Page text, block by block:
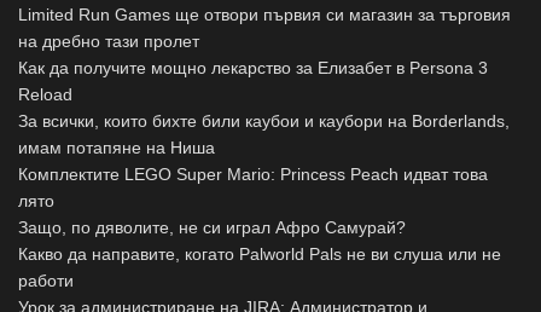
Limited Run Games ще отвори първия си магазин за търговия
на дребно тази пролет
Как да получите мощно лекарство за Елизабет в Persona 3
Reload
За всички, които бихте били каубои и каубори на Borderlands,
имам потапяне на Ниша
Комплектите LEGO Super Mario: Princess Peach идват това
лято
Защо, по дяволите, не си играл Афро Самурай?
Какво да направите, когато Palworld Pals не ви слуша или не
работи
Урок за администриране на JIRA: Администратор и